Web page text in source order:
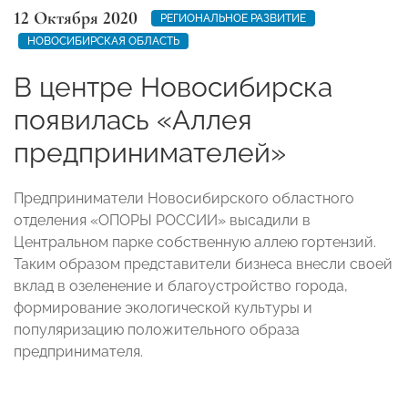
12 Октября 2020
РЕГИОНАЛЬНОЕ РАЗВИТИЕ
НОВОСИБИРСКАЯ ОБЛАСТЬ
В центре Новосибирска
появилась «Аллея
предпринимателей»
Предприниматели Новосибирского областного
отделения «ОПОРЫ РОССИИ» высадили в
Центральном парке собственную аллею гортензий.
Таким образом представители бизнеса внесли своей
вклад в озеленение и благоустройство города,
формирование экологической культуры и
популяризацию положительного образа
предпринимателя.